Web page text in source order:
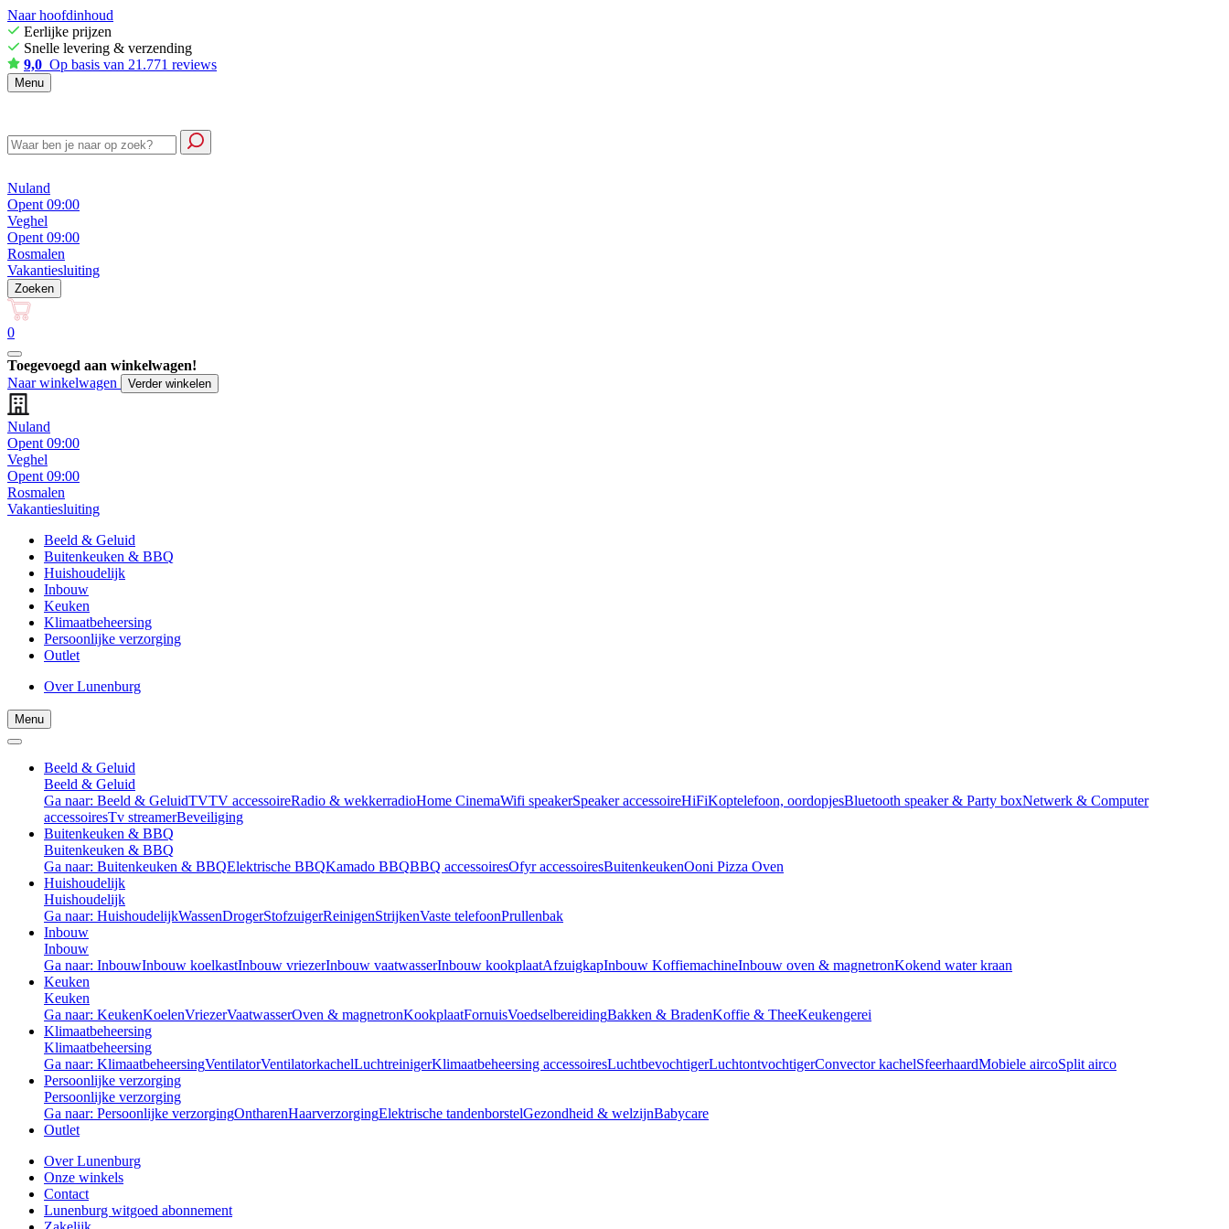
Naar hoofdinhoud
Eerlijke prijzen
Snelle levering & verzending
9,0 Op basis van 21.771 reviews
Menu
Nuland
Opent 09:00
Veghel
Opent 09:00
Rosmalen
Vakantiesluiting
Zoeken
0
Toegevoegd aan winkelwagen!
Naar winkelwagen
Verder winkelen
Nuland
Opent 09:00
Veghel
Opent 09:00
Rosmalen
Vakantiesluiting
Beeld & Geluid
Buitenkeuken & BBQ
Huishoudelijk
Inbouw
Keuken
Klimaatbeheersing
Persoonlijke verzorging
Outlet
Over Lunenburg
Menu
Beeld & Geluid
Beeld & Geluid
Ga naar: Beeld & GeluidTVTV accessoireRadio & wekkerradioHome CinemaWifi speakerSpeaker accessoireHiFiKoptelefoon, oordopjesBluetooth speaker & Party boxNetwerk & Computer
accessoiresTv streamerBeveiliging
Buitenkeuken & BBQ
Buitenkeuken & BBQ
Ga naar: Buitenkeuken & BBQElektrische BBQKamado BBQBBQ accessoiresOfyr accessoiresBuitenkeukenOoni Pizza Oven
Huishoudelijk
Huishoudelijk
Ga naar: HuishoudelijkWassenDrogerStofzuigerReinigenStrijkenVaste telefoonPrullenbak
Inbouw
Inbouw
Ga naar: InbouwInbouw koelkastInbouw vriezerInbouw vaatwasserInbouw kookplaatAfzuigkapInbouw KoffiemachineInbouw oven & magnetronKokend water kraan
Keuken
Keuken
Ga naar: KeukenKoelenVriezerVaatwasserOven & magnetronKookplaatFornuisVoedselbereidingBakken & BradenKoffie & TheeKeukengerei
Klimaatbeheersing
Klimaatbeheersing
Ga naar: KlimaatbeheersingVentilatorVentilatorkachelLuchtreinigerKlimaatbeheersing accessoiresLuchtbevochtigerLuchtontvochtigerConvector kachelSfeerhaardMobiele aircoSplit airco
Persoonlijke verzorging
Persoonlijke verzorging
Ga naar: Persoonlijke verzorgingOntharenHaarverzorgingElektrische tandenborstelGezondheid & welzijnBabycare
Outlet
Over Lunenburg
Onze winkels
Contact
Lunenburg witgoed abonnement